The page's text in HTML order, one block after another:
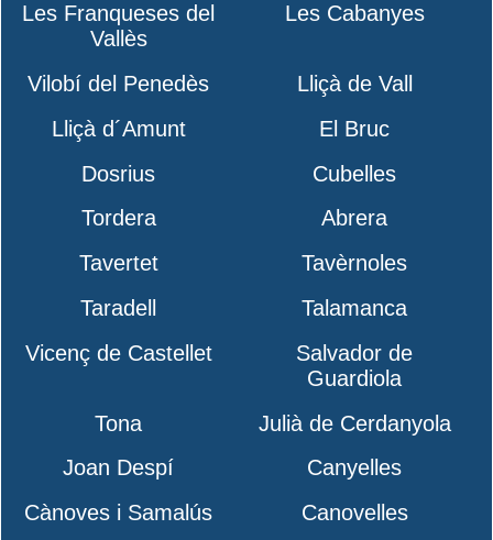
Les Franqueses del
Vallès
Les Cabanyes
Vilobí del Penedès
Lliçà de Vall
Lliçà d´Amunt
El Bruc
Dosrius
Cubelles
Tordera
Abrera
Tavertet
Tavèrnoles
Taradell
Talamanca
Vicenç de Castellet
Salvador de
Guardiola
Tona
Julià de Cerdanyola
Joan Despí
Canyelles
Cànoves i Samalús
Canovelles